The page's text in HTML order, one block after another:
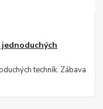
techník. Zábava